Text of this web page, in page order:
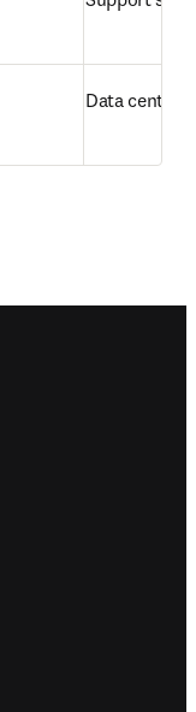
Data center/